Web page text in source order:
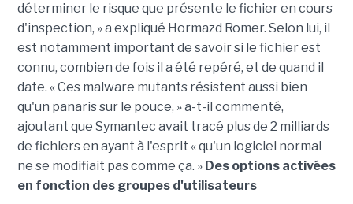
déterminer le risque que présente le fichier en cours
d'inspection, » a expliqué Hormazd Romer. Selon lui, il
est notamment important de savoir si le fichier est
connu, combien de fois il a été repéré, et de quand il
date. « Ces malware mutants résistent aussi bien
qu'un panaris sur le pouce, » a-t-il commenté,
ajoutant que Symantec avait tracé plus de 2 milliards
de fichiers en ayant à l'esprit « qu'un logiciel normal
ne se modifiait pas comme ça. » Des options activées
en fonction des groupes d'utilisateurs